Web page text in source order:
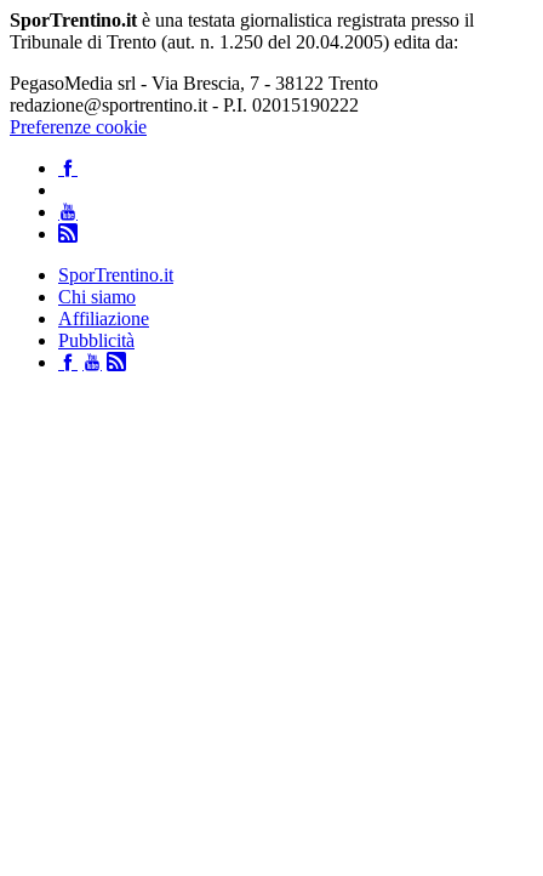
SporTrentino.it è una testata giornalistica registrata presso il
Tribunale di Trento (aut. n. 1.250 del 20.04.2005) edita da:
PegasoMedia srl - Via Brescia, 7 - 38122 Trento
redazione@sportrentino.it - P.I. 02015190222
Preferenze cookie
SporTrentino.it
Chi siamo
Affiliazione
Pubblicità